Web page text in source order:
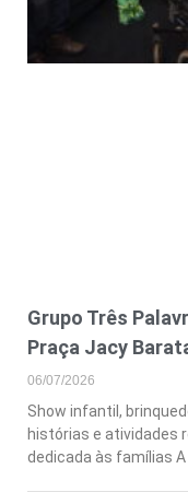
Grupo Três
Praça Jacy
06/07/2026
Show infantil,
histórias e atividades
dedicada às famílias